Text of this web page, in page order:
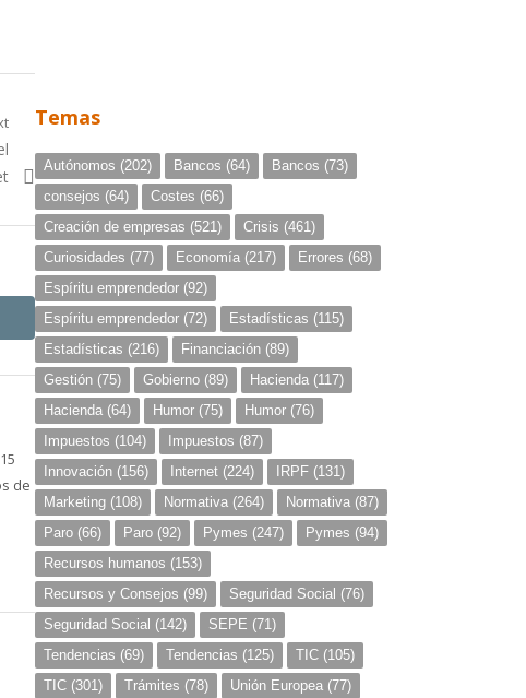
de
Temas
Autónomos (202) Bancos (64) Bancos (73)
consejos (64) Costes (66)
Creación de empresas (521) Crisis (461)
Curiosidades (77) Economía (217) Errores (68)
Espíritu emprendedor (92)
Espíritu emprendedor (72) Estadísticas (115)
Estadísticas (216) Financiación (89)
Gestión (75) Gobierno (89) Hacienda (117)
Hacienda (64) Humor (75) Humor (76)
Impuestos (104) Impuestos (87)
Innovación (156) Internet (224) IRPF (131)
Marketing (108) Normativa (264) Normativa (87)
Paro (66) Paro (92) Pymes (247) Pymes (94)
Recursos humanos (153)
Recursos y Consejos (99) Seguridad Social (76)
Seguridad Social (142) SEPE (71)
Tendencias (69) Tendencias (125) TIC (105)
TIC (301) Trámites (78) Unión Europea (77)